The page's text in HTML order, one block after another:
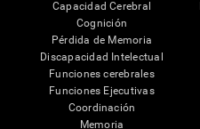
Capacidad Cerebral
Cognición
Pérdida de Memoria
Discapacidad Intelectual
Funciones cerebrales
Funciones Ejecutivas
Coordinación
Memoria